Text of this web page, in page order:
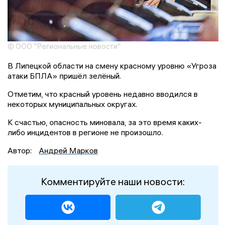
© ООО "Региональные новости"
В Липецкой области на смену красному уровню «Угроза
атаки БПЛА» пришёл зелёный.
Отметим, что красный уровень недавно вводился в
некоторых муниципальных округах.
К счастью, опасность миновала, за это время каких-
либо инцидентов в регионе не произошло.
Автор:
Андрей Марков
Комментируйте наши новости: